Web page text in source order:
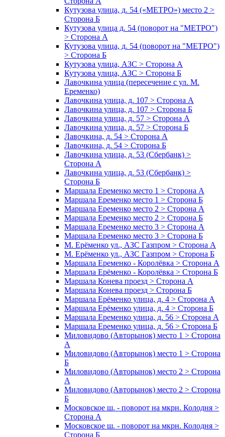
Кутузова улица, д. 54 («МЕТРО») место 2 >
Сторона Б
Кутузова улица д. 54 (поворот на "МЕТРО")
> Сторона А
Кутузова улица, д. 54 (поворот на "МЕТРО")
> Сторона Б
Кутузова улица, АЗС > Сторона А
Кутузова улица, АЗС > Сторона Б
Лавочкина улица (пересечение с ул. М.
Еременко)
Лавочкина улица, д. 107 > Сторона А
Лавочкина улица, д. 107 > Сторона Б
Лавочкина улица, д. 57 > Сторона А
Лавочкина улица, д. 57 > Сторона Б
Лавочкина, д. 54 > Сторона А
Лавочкина, д. 54 > Сторона Б
Лавочкина улица, д. 53 (Сбербанк) >
Сторона А
Лавочкина улица, д. 53 (Сбербанк) >
Сторона Б
Маршала Еременко место 1 > Сторона А
Маршала Еременко место 1 > Сторона Б
Маршала Еременко место 2 > Сторона А
Маршала Еременко место 2 > Сторона Б
Маршала Еременко место 3 > Сторона А
Маршала Еременко место 3 > Сторона Б
М. Ерёменко ул., АЗС Газпром > Сторона А
М. Ерёменко ул., АЗС Газпром > Сторона Б
Маршала Еременко - Королёвка > Сторона А
Маршала Ерёменко - Королёвка > Сторона Б
Маршала Конева проезд > Сторона А
Маршала Конева проезд > Сторона Б
Маршала Ерёменко улица, д. 4 > Сторона А
Маршала Ерёменко улица, д. 4 > Сторона Б
Маршала Еременко улица, д. 56 > Сторона А
Маршала Еременко улица, д. 56 > Сторона Б
Миловидово (Авторынок) место 1 > Сторона
А
Миловидово (Авторынок) место 1 > Сторона
Б
Миловидово (Авторынок) место 2 > Сторона
А
Миловидово (Авторынок) место 2 > Сторона
Б
Московское ш. - поворот на мкрн. Колодня >
Сторона А
Московское ш. - поворот на мкрн. Колодня >
Сторона Б